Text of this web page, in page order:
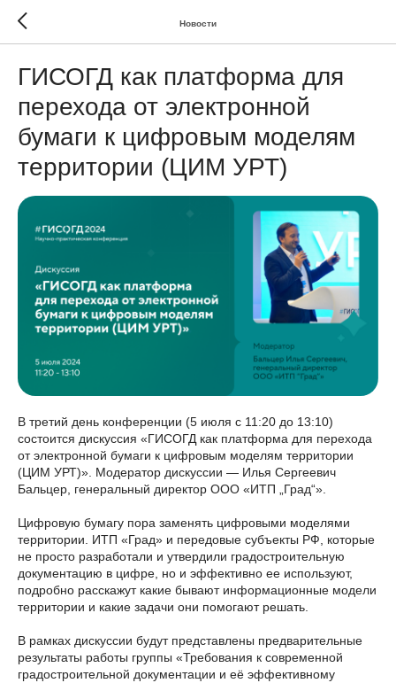
Новости
ГИСОГД как платформа для
перехода от электронной
бумаги к цифровым моделям
территории (ЦИМ УРТ)
В третий день конференции (5 июля с 11:20 до 13:10)
состоится дискуссия «ГИСОГД как платформа для перехода
от электронной бумаги к цифровым моделям территории
(ЦИМ УРТ)». Модератор дискуссии — Илья Сергеевич
Бальцер, генеральный директор ООО «ИТП „Град“».
Цифровую бумагу пора заменять цифровыми моделями
территории. ИТП «Град» и передовые субъекты РФ, которые
не просто разработали и утвердили градостроительную
документацию в цифре, но и эффективно ее используют,
подробно расскажут какие бывают информационные модели
территории и какие задачи они помогают решать.
В рамках дискуссии будут представлены предварительные
результаты работы группы «Требования к современной
градостроительной документации и её эффективному